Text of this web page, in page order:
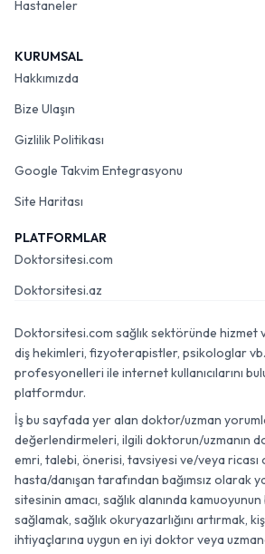
Hastaneler
KURUMSAL
Hakkımızda
Bize Ulaşın
Gizlilik Politikası
Google Takvim Entegrasyonu
Site Haritası
PLATFORMLAR
Doktorsitesi.com
Doktorsitesi.az
Doktorsitesi.com sağlık sektöründe hizmet
diş hekimleri, fizyoterapistler, psikologlar vb.
profesyonelleri ile internet kullanıcılarını
platformdur.
İş bu sayfada yer alan doktor/uzman
değerlendirmeleri, ilgili doktorun/uzmanın
emri, talebi, önerisi, tavsiyesi ve/veya ricası
hasta/danışan tarafından bağımsız olarak
sitesinin amacı, sağlık alanında
sağlamak, sağlık okuryazarlığını artırmak,
ihtiyaçlarına uygun en iyi doktor veya